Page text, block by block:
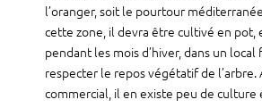
l’oranger, soit le pourtour
cette zone, il devra être cultivé en pot,
pendant les mois d’hiver, dans un local
respecter le repos végétatif de l’arbre.
commercial, il en existe peu de culture